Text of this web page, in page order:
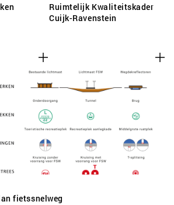
Ruimtelijk Kwaliteitskader
Cuijk-Ravenstein
fietssnelweg